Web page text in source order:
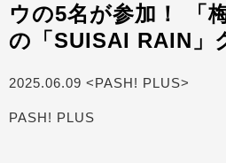
ウの5名が参加！ 「
の「SUISAI RAIN」
2025.06.09 <PASH! PLUS>
PASH! PLUS